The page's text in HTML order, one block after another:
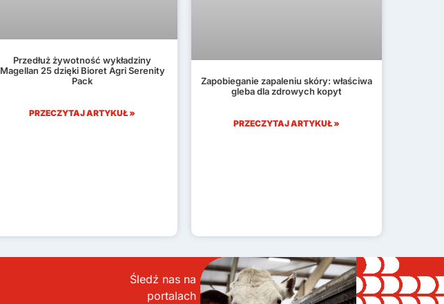
Przedłuż żywotność wykładziny
Magellan 25 dzięki Bioret Agri Serenity
Pack
PRZECZYTAJ ARTYKUŁ »
Zapobieganie zapaleniu skóry: właściwa
gleba dla zdrowych kopyt
PRZECZYTAJ ARTYKUŁ »
Śledź nas na
portalach